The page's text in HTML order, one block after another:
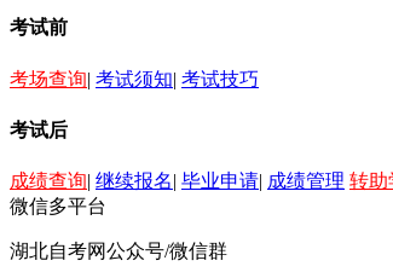
考试前
考场查询| 考试须知| 考试技巧
考试后
成绩查询| 继续报名| 毕业申请| 成绩管理 转助
微信多平台
湖北自考网公众号/微信群